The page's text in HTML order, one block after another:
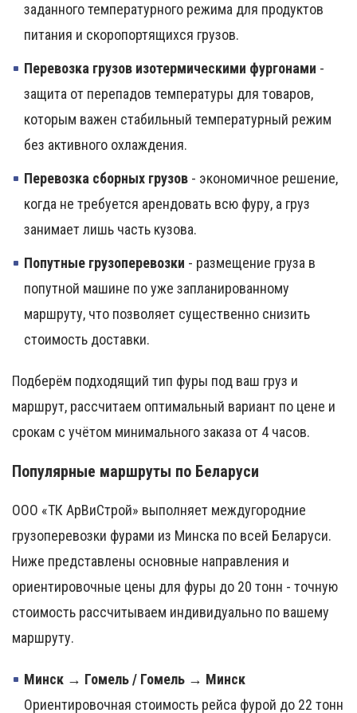
заданного температурного режима для продуктов
питания и скоропортящихся грузов.
Перевозка грузов изотермическими фургонами -
защита от перепадов температуры для товаров,
которым важен стабильный температурный режим
без активного охлаждения.
Перевозка сборных грузов - экономичное решение,
когда не требуется арендовать всю фуру, а груз
занимает лишь часть кузова.
Попутные грузоперевозки - размещение груза в
попутной машине по уже запланированному
маршруту, что позволяет существенно снизить
стоимость доставки.
Подберём подходящий тип фуры под ваш груз и
маршрут, рассчитаем оптимальный вариант по цене и
срокам с учётом минимального заказа от 4 часов.
Популярные маршруты по Беларуси
ООО «ТК АрВиСтрой» выполняет междугородние
грузоперевозки фурами из Минска по всей Беларуси.
Ниже представлены основные направления и
ориентировочные цены для фуры до 20 тонн - точную
стоимость рассчитываем индивидуально по вашему
маршруту.
Минск → Гомель / Гомель → Минск
Ориентировочная стоимость рейса фурой до 22 тонн